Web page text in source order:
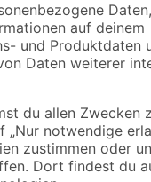
transparent 4 x 5 m
0,06€ / m²
1,29 € / Pack